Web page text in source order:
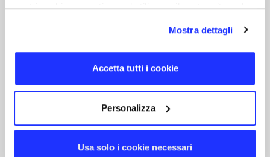
nostri cookie se continua ad utilizzare il nostro sito web.
Mostra dettagli
Accetta tutti i cookie
Personalizza
Usa solo i cookie necessari
Nubox